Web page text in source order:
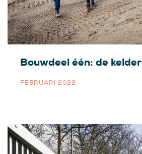
Bouwdeel één: de kelder
FEBRUARI 2022